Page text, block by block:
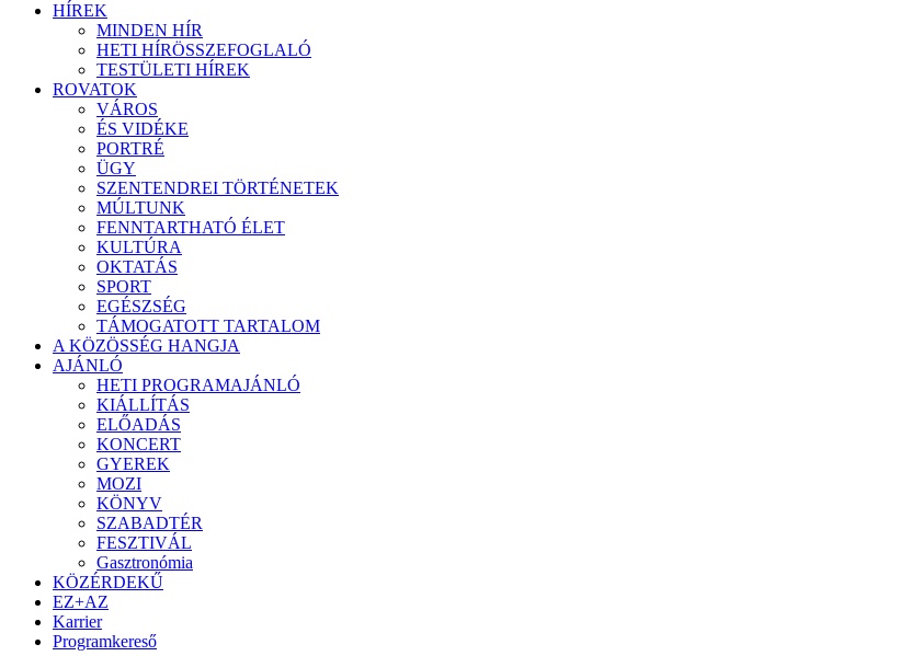
HÍREK
MINDEN HÍR
HETI HÍRÖSSZEFOGLALÓ
TESTÜLETI HÍREK
ROVATOK
VÁROS
ÉS VIDÉKE
PORTRÉ
ÜGY
SZENTENDREI TÖRTÉNETEK
MÚLTUNK
FENNTARTHATÓ ÉLET
KULTÚRA
OKTATÁS
SPORT
EGÉSZSÉG
TÁMOGATOTT TARTALOM
A KÖZÖSSÉG HANGJA
AJÁNLÓ
HETI PROGRAMAJÁNLÓ
KIÁLLÍTÁS
ELŐADÁS
KONCERT
GYEREK
MOZI
KÖNYV
SZABADTÉR
FESZTIVÁL
Gasztronómia
KÖZÉRDEKŰ
EZ+AZ
Karrier
Programkereső